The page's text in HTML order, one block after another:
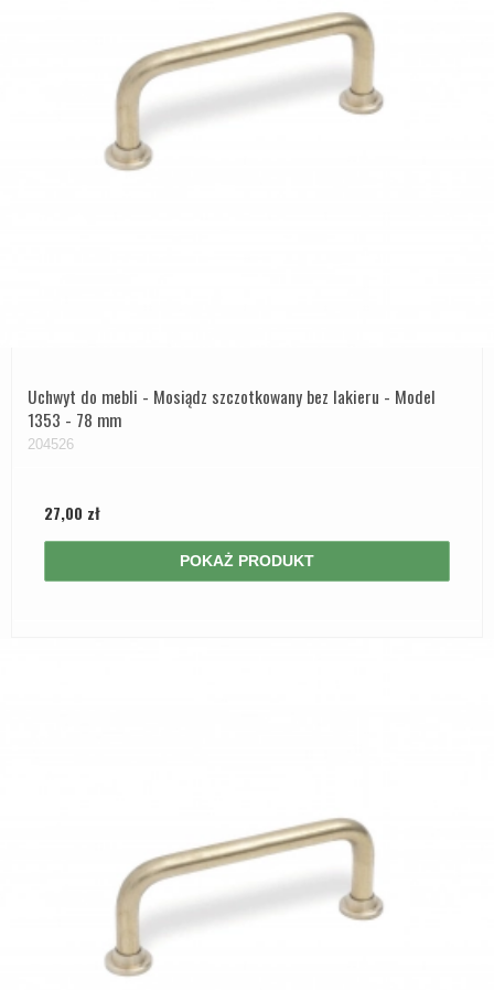
Uchwyt do mebli - Mosiądz szczotkowany bez lakieru - Model
1353 - 78 mm
204526
27,00 zł
POKAŻ PRODUKT